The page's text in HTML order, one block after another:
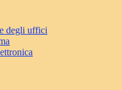
degli uffici